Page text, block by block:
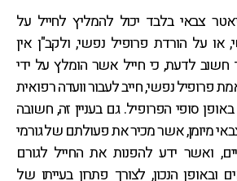
צבאי בלבד יכול להמליץ לחייל על
על הורדת פרופיל נפשי, ולקב"ן אין
חשוב לדעת, כי חייל אשר הומלץ על ידי
פרופיל נפשי, חייב לעבור וועדה רפואית
סופי הפרופיל. גם בעניין זה, חשובה
מיומן, אשר מכיר את פעולתם של גורמי
ואשר ידע להפנות את החייל לגורם
ובאופן הנכון, לצורך פתרון בעייתו של